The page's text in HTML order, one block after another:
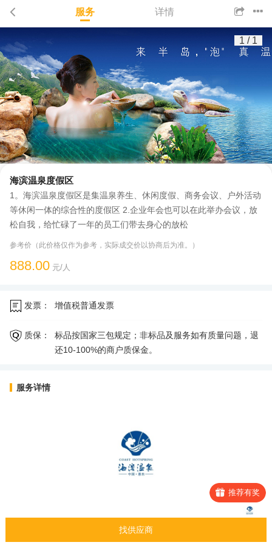
服务 详情
1 / 1
海滨温泉度假区
1。海滨温泉度假区是集温泉养生、休闲度假、商务会议、户外活动
等休闲一体的综合性的度假区 2.企业年会也可以在此举办会议，放
松自我，给忙碌了一年的员工们带去身心的放松
参考价（此价格仅作为参考，实际成交价以协商后为准。）
888.00 元/人
发票： 增值税普通发票
质保：
标品按国家三包规定；非标品及服务如有质量问题，退
还10-100%的商户质保金。
服务详情
推荐有奖
找供应商